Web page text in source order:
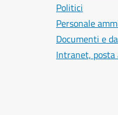
Politici
Personale
Documenti e
Intranet, posta